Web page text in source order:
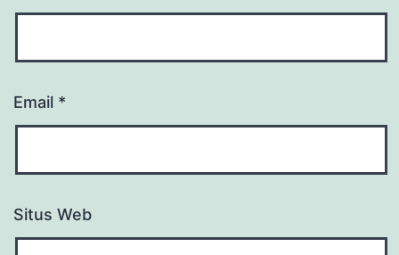
Email *
Situs Web